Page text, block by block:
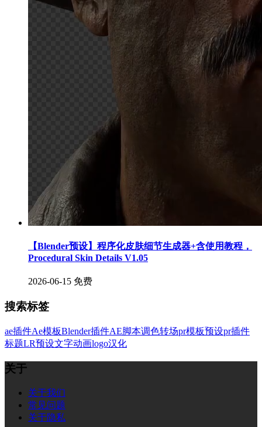
【Blender预设】程序化皮肤细节生成器+含使用教程，
Procedural Skin Details V1.05
2026-06-15 免费
搜索标签
ae插件Ae模板Blender插件AE脚本调色转场pr模板预设pr插件
标题LR预设文字动画logo汉化
关于
关于我们
常见问题
关于隐私